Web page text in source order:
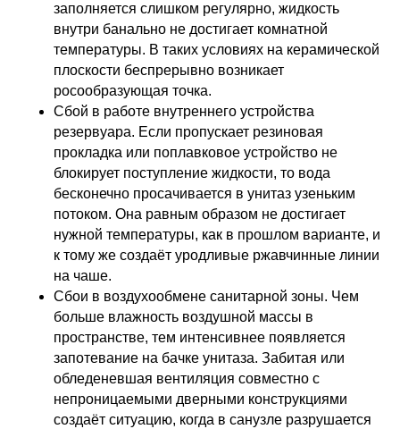
заполняется слишком регулярно, жидкость
внутри банально не достигает комнатной
температуры. В таких условиях на керамической
плоскости беспрерывно возникает
росообразующая точка.
Сбой в работе внутреннего устройства
резервуара. Если пропускает резиновая
прокладка или поплавковое устройство не
блокирует поступление жидкости, то вода
бесконечно просачивается в унитаз узеньким
потоком. Она равным образом не достигает
нужной температуры, как в прошлом варианте, и
к тому же создаёт уродливые ржавчинные линии
на чаше.
Сбои в воздухообмене санитарной зоны. Чем
больше влажность воздушной массы в
пространстве, тем интенсивнее появляется
запотевание на бачке унитаза. Забитая или
обледеневшая вентиляция совместно с
непроницаемыми дверными конструкциями
создаёт ситуацию, когда в санузле разрушается